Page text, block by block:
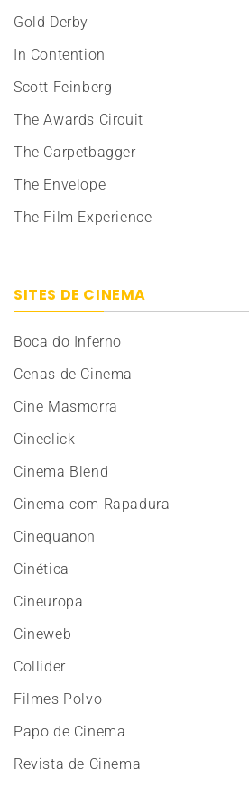
Gold Derby
In Contention
Scott Feinberg
The Awards Circuit
The Carpetbagger
The Envelope
The Film Experience
SITES DE CINEMA
Boca do Inferno
Cenas de Cinema
Cine Masmorra
Cineclick
Cinema Blend
Cinema com Rapadura
Cinequanon
Cinética
Cineuropa
Cineweb
Collider
Filmes Polvo
Papo de Cinema
Revista de Cinema